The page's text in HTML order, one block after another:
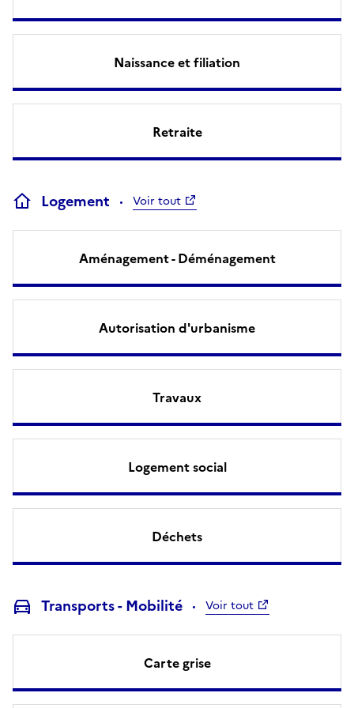
Naissance et filiation
Retraite
Logement Voir tout
Aménagement - Déménagement
Autorisation d'urbanisme
Travaux
Logement social
Déchets
Transports - Mobilité Voir tout
Carte grise